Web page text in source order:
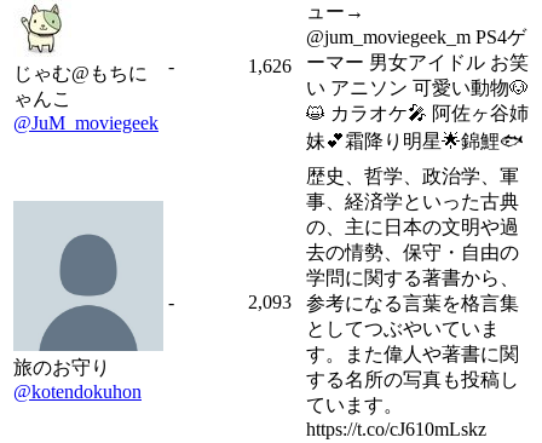
じゃむ@もちに
ゃんこ
@JuM_moviegeek
- 1,626
ュー→
@jum_moviegeek_m PS4ゲ
ーマー 男女アイドル お笑
い アニソン 可愛い動物🐶
😺 カラオケ🎤 阿佐ヶ谷姉
妹💕霜降り明星🌟錦鯉🐟
旅のお守り
@kotendokuhon
- 2,093
歴史、哲学、政治学、軍
事、経済学といった古典
の、主に日本の文明や過
去の情勢、保守・自由の
学問に関する著書から、
参考になる言葉を格言集
としてつぶやいていま
す。また偉人や著書に関
する名所の写真も投稿し
ています。
https://t.co/cJ610mLskz